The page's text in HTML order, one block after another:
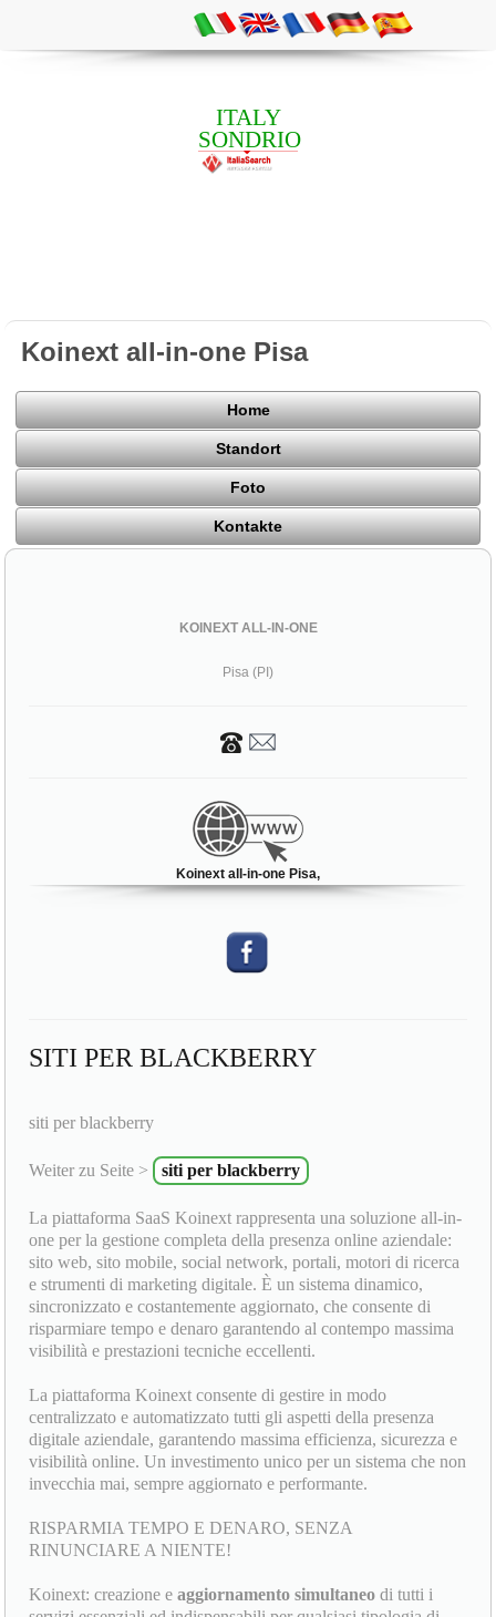
ITALY
SONDRIO
Koinext all-in-one Pisa
Home
Standort
Foto
Kontakte
KOINEXT ALL-IN-ONE
Pisa (PI)
Koinext all-in-one Pisa,
SITI PER BLACKBERRY
siti per blackberry
Weiter zu Seite > siti per blackberry
La piattaforma SaaS Koinext rappresenta una soluzione all-in-
one per la gestione completa della presenza online aziendale:
sito web, sito mobile, social network, portali, motori di ricerca
e strumenti di marketing digitale. È un sistema dinamico,
sincronizzato e costantemente aggiornato, che consente di
risparmiare tempo e denaro garantendo al contempo massima
visibilità e prestazioni tecniche eccellenti.
La piattaforma Koinext consente di gestire in modo
centralizzato e automatizzato tutti gli aspetti della presenza
digitale aziendale, garantendo massima efficienza, sicurezza e
visibilità online. Un investimento unico per un sistema che non
invecchia mai, sempre aggiornato e performante.
RISPARMIA TEMPO E DENARO, SENZA
RINUNCIARE A NIENTE!
Koinext: creazione eaggiornamento simultaneo di tutti i